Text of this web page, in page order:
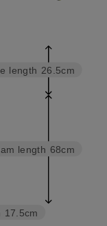
length 68cm
length 26.5cm
17.5cm